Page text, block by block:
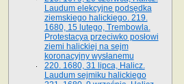
Laudum elekcyjne podsędka
ziemskiego halickiego. 219.
1680, 15 lutego, Trembowla.
Protestacya przeciwko posłowi
ziemi halickiej na sejm
koronacyjny wysłanemu
220. 1680, 31 lipca, Halicz.
Laudum sejmiku halickiego